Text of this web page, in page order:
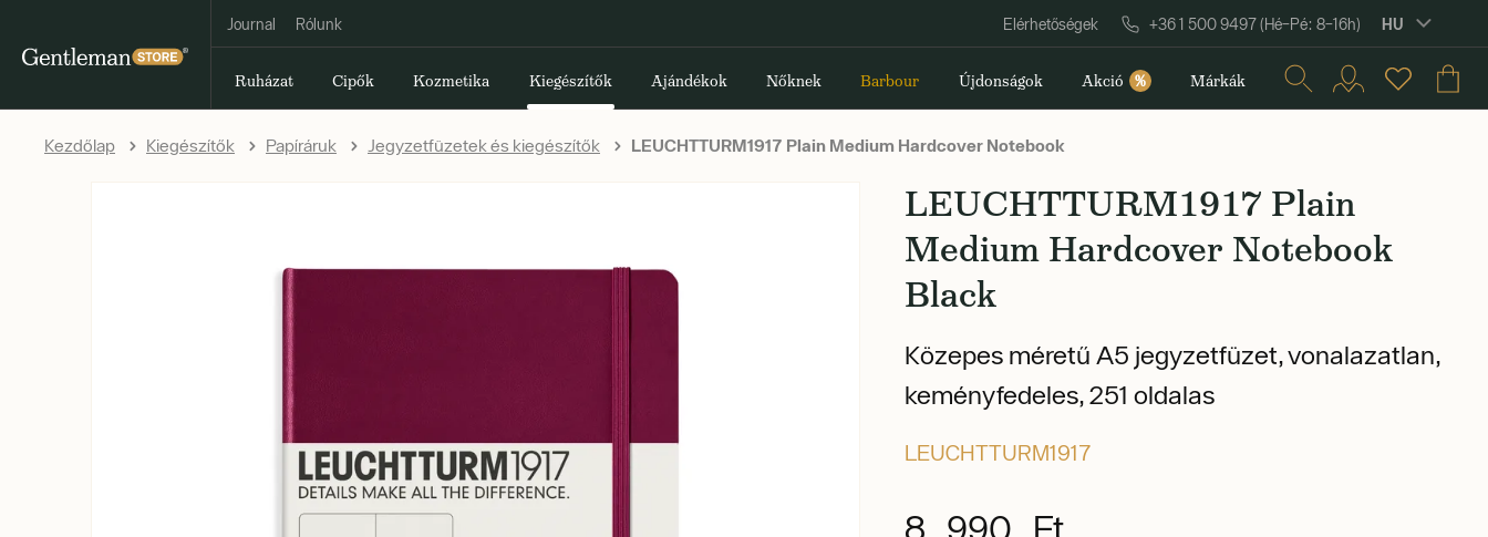
Journal Rólunk Elérhetőségek +36 1 500 9497 (Hé–Pé: 8–16h) HU
Ruházat Cipők Kozmetika Kiegészítők Ajándékok Nőknek Barbour Újdonságok Akció % Márkák
Kezdőlap Kiegészítők Papíráruk Jegyzetfüzetek és kiegészítők LEUCHTTURM1917 Plain Medium Hardcover Notebook
LEUCHTTURM1917 Plain
Medium Hardcover Notebook
Black
Közepes méretű A5 jegyzetfüzet, vonalazatlan,
keményfedeles, 251 oldalas
LEUCHTTURM1917
8 990 Ft